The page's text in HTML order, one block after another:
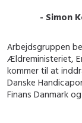
- Simon
Arbejdsgruppen
Ældreministeriet,
kommer til at
Danske
Finans Danmark